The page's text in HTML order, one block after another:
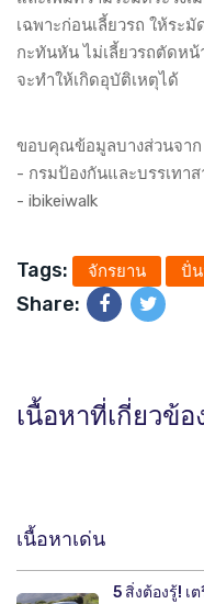
เฉพาะก่อนเลี้ยวรถ ให้ระ
กะทันหัน ไม่เลี้ยวรถตัดหน้
จะทำให้เกิดอุบัติเหตุได้
ขอบคุณข้อมูลบางส่วนจาก
- กรมป้องกันและบรรเทา
- ibikeiwalk
Tags: จักรยาน ปั่
Share:
เนื้อหาที่เกี่ยวข้อ
เนื้อหาเด่น
5 สิ่งต้องรู้! เ